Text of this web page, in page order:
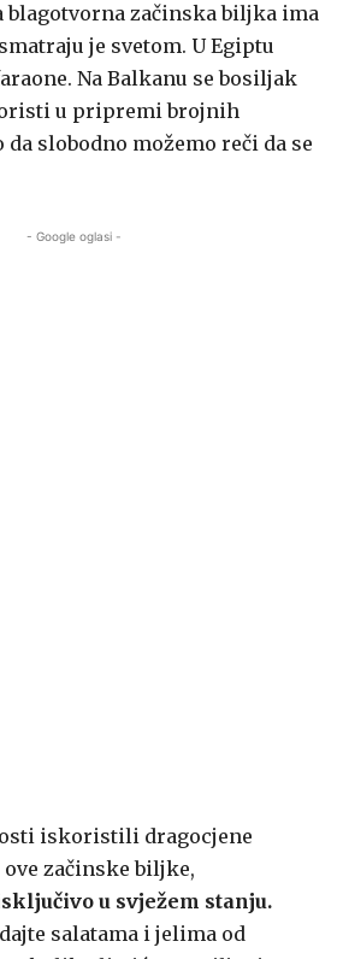
blagotvorna začinska biljka ima
je svetom. U Egiptu
Na Balkanu se bosiljak
u pripremi brojnih
slobodno možemo reči da se
- Google oglasi -
iskoristili dragocjene
začinske biljke,
u svježem stanju.
salatama i jelima od